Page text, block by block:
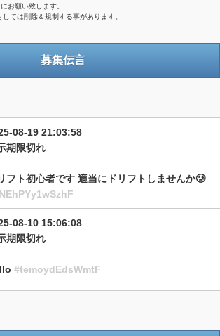
お願い致します。
ては削除＆規制する事があります。
募集伝言
08-19 21:03:58
期限切れ
フト初心者です 適当にドリフトしませんか🥲
08-10 15:06:08
期限切れ
#temoydEdsWmtF